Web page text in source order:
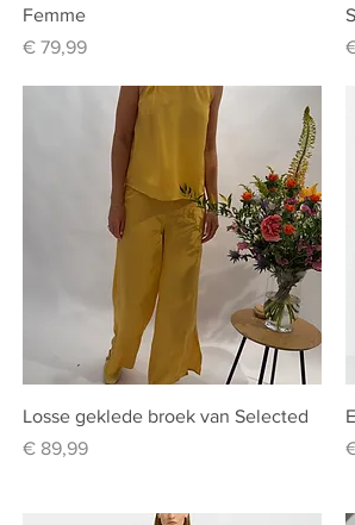
Femme
Prijs
€ 79,99
Losse geklede broek van Selected
Prijs
€ 89,99